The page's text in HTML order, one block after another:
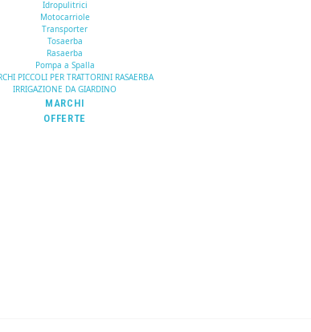
Idropulitrici
Motocarriole
Transporter
Tosaerba
Rasaerba
Pompa a Spalla
PICCOLI PER TRATTORINI RASAERBA
IRRIGAZIONE DA GIARDINO
MARCHI
OFFERTE